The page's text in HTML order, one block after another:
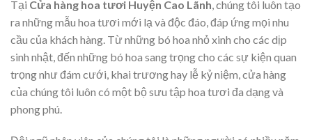
Tại Cửa hàng hoa tươi Huyện Cao Lãnh , chúng tôi luôn tạo
ra những mẫu hoa tươi mới lạ và độc đáo, đáp ứng mọi nhu
cầu của khách hàng. Từ những bó hoa nhỏ xinh cho các dịp
sinh nhật, đến những bó hoa sang trọng cho các sự kiện quan
trọng như đám cưới, khai trương hay lễ kỷ niệm, cửa hàng
của chúng tôi luôn có một bộ sưu tập hoa tươi đa dạng và
phong phú.